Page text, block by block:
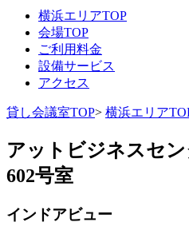
横浜エリアTOP
会場TOP
ご利用料金
設備サービス
アクセス
貸し会議室TOP> 横浜エリア
アットビジネスセ
602号室
インドアビュー